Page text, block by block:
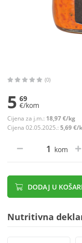
(0)
5 69
€/kom
Cijena za j.m.: 18,97 €/kg
Cijena 02.05.2025.: 5,69 €/
kom
DODAJ U
Nutritivna